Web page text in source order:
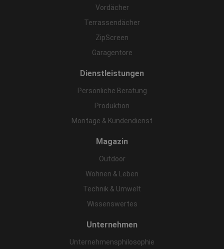
Vordächer
Terrassendächer
ZipScreen
Garagentore
Dienstleistungen
Persönliche Beratung
Produktion
Montage & Kundendienst
Magazin
Outdoor
Wohnen & Leben
Technik & Umwelt
Wissenswertes
Unternehmen
Unternehmensphilosophie